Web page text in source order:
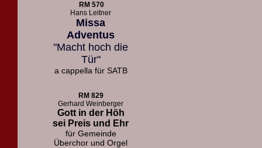
RM 570
Hans Leitner
Missa
Adventus
"Macht hoch die
Tür"
a cappella für SATB
RM 829
Gerhard Weinberger
Gott in der Höh
sei Preis und Ehr
für Gemeinde
Überchor und Orgel